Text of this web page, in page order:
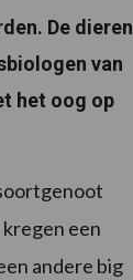
De dieren
van
het oog op
een
andere big